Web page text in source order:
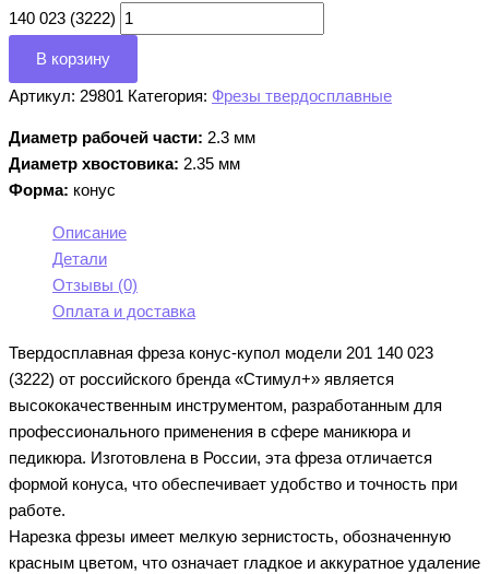
140 023 (3222)
В корзину
Артикул: 29801 Категория: Фрезы твердосплавные
Диаметр рабочей части: 2.3 мм
Диаметр хвостовика: 2.35 мм
Форма: конус
Описание
Детали
Отзывы (0)
Оплата и доставка
Твердосплавная фреза конус-купол модели 201 140 023
(3222) от российского бренда «Стимул+» является
высококачественным инструментом, разработанным для
профессионального применения в сфере маникюра и
педикюра. Изготовлена в России, эта фреза отличается
формой конуса, что обеспечивает удобство и точность при
работе.
Нарезка фрезы имеет мелкую зернистость, обозначенную
красным цветом, что означает гладкое и аккуратное удаление